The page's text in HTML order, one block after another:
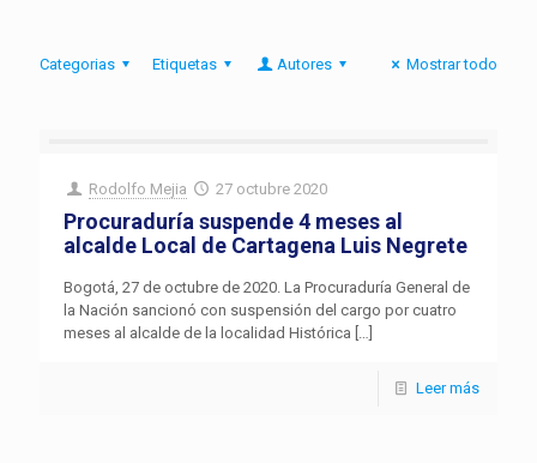
Categorias Etiquetas Autores Mostrar todo
Rodolfo Mejia 27 octubre 2020
Procuraduría suspende 4 meses al
alcalde Local de Cartagena Luis Negrete
Bogotá, 27 de octubre de 2020. La Procuraduría General de
la Nación sancionó con suspensión del cargo por cuatro
meses al alcalde de la localidad Histórica […]
Leer más